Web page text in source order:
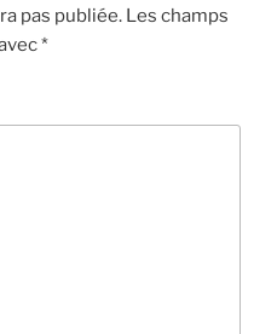
pas publiée. Les champs
*